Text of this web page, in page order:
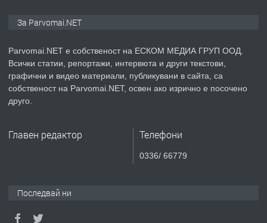
преди 1 година
ПРЕДЛАГА Уроци по Математика
За Parvomai.NET
Parvomai.NET е собственост на ЕСКОМ МЕДИА ГРУП ООД.
Всички статии, репортажи, интервюта и други текстови,
графични и видео материали, публикувани в сайта, са
собственост на Parvomai.NET, освен ако изрично е посочено
друго.
Главен редактор Телефони
0336/ 66779
Последвай ни